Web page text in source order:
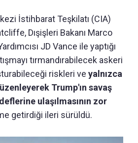
İstihbarat Teşkilatı (CIA)
Dışişleri Bakanı Marco
JD Vance ile yaptığı
tırmandırabilecek askeri
riskleri ve yalnızca
Trump'ın savaş
ulaşılmasının zor
getirdiği ileri sürüldü.